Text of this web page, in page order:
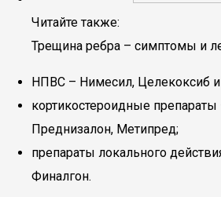
Читайте также:
Трещина ребра – симптомы и
НПВС – Нимесил, Целекоксиб и
кортикостероидные
Преднизалон, Метипред;
препараты локального
Финалгон.